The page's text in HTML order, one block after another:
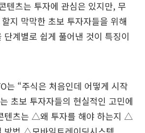
텐츠는 투자에 관심은 있지만, 무
지 막막한 초보 투자자들을 위해
단계별로 쉽게 풀어낸 것이 특징이
는 “주식은 처음인데 어떻게 시작
초보 투자자들의 현실적인 고민에
텐츠는 △왜 투자를 해야 하는지 △